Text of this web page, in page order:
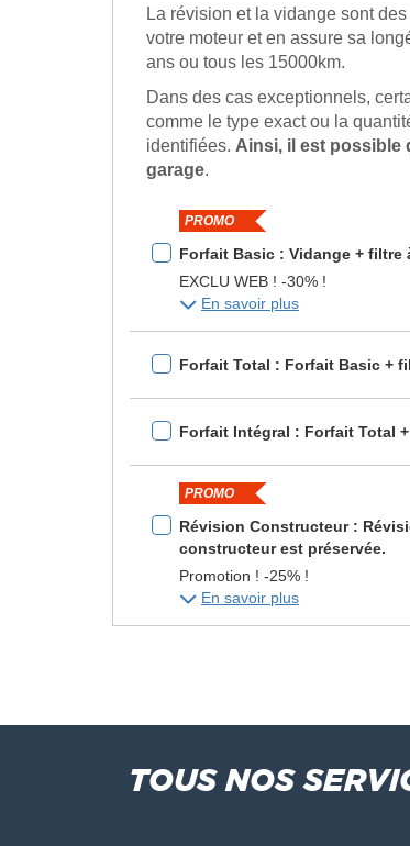
La révision et la vidange sont
votre moteur et en assure sa
ans ou tous les 15000km.
Dans des cas exceptionnels,
comme le type exact ou la
identifiées. Ainsi, il est possible
garage.
PROMO
Forfait Basic : Vidange + filtre
EXCLU WEB ! -30% !
En savoir plus
Forfait Total : Forfait Basic +
Forfait Intégral : Forfait Total
PROMO
Révision Constructeur :
constructeur est préservée.
Promotion ! -25% !
En savoir plus
TOUS NOS